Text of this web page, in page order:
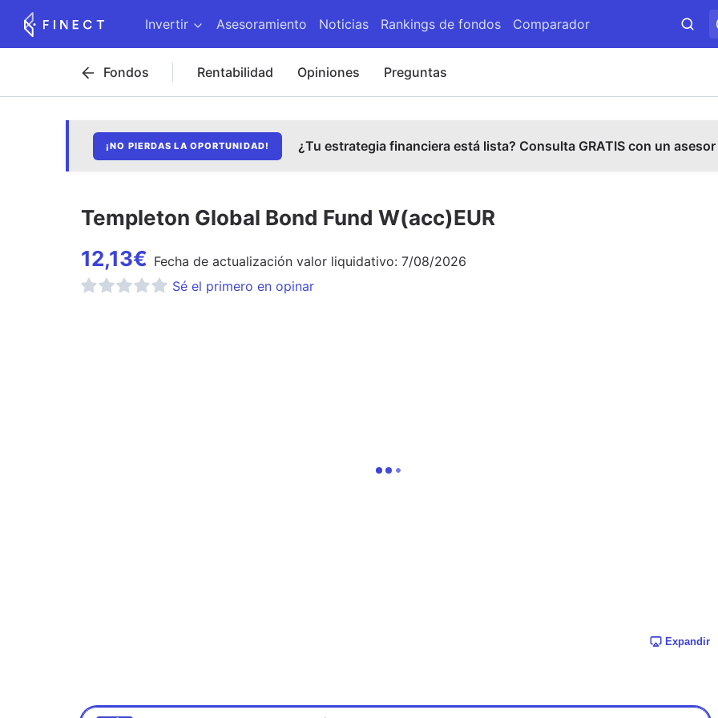
Invertir Asesoramiento Noticias Rankings de fondos Comparador
Fondos Rentabilidad Opiniones Preguntas
¡NO PIERDAS LA OPORTUNIDAD! ¿Tu estrategia financiera está lista? Consulta GRATIS con un
Templeton Global Bond Fund W(acc)EUR
12,13€ Fecha de actualización valor liquidativo: 7/08/2026
Sé el primero en opinar
Expandir